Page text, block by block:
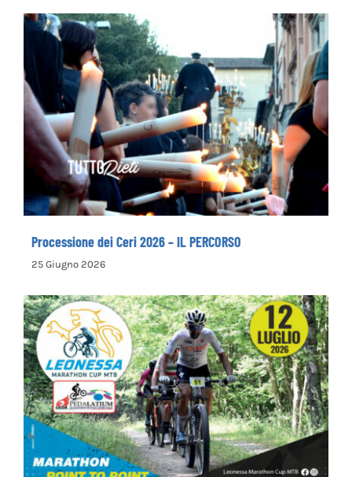
Ultime notizie
Processione dei Ceri 2026 – IL PERCORSO
Processione dei Ceri 2026 – IL PERCORSO
25 Giugno 2026
Leonessa MTB Marathon, in palio le maglie
tricolori